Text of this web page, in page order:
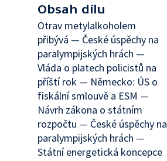
Obsah dílu
Otrav metylalkoholem
přibývá — České úspěchy na
paralympijských hrách —
Vláda o platech policistů na
příští rok — Německo: ÚS o
fiskální smlouvě a ESM —
Návrh zákona o státním
rozpočtu — České úspěchy na
paralympijských hrách —
Státní energetická koncepce